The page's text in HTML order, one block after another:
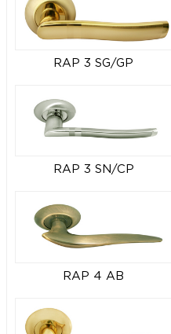
RAP 3 SG/GP
RAP 3 SN/CP
RAP 4 AB